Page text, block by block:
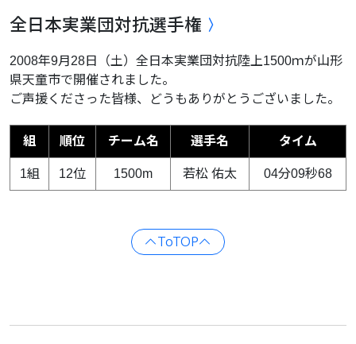
全日本実業団対抗選手権
2008年9月28日（土）全日本実業団対抗陸上1500ｍが山形
県天童市で開催されました。
ご声援くださった皆様、どうもありがとうございました。
組 順位 チーム名 選手名 タイム
1組 12位 1500m 若松 佑太 04分09秒68
ToTOP